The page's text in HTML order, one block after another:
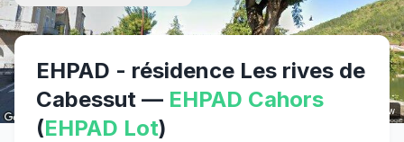
Street View
EHPAD - résidence Les rives de
Cabessut — EHPAD Cahors
(EHPAD Lot)